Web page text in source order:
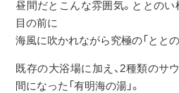
昼間だとこんな雰囲気。ととのい
目の前に
海風に吹かれながら究極の「とと
既存の大浴場に加え、2種類のサ
間になった「有明海の湯」。